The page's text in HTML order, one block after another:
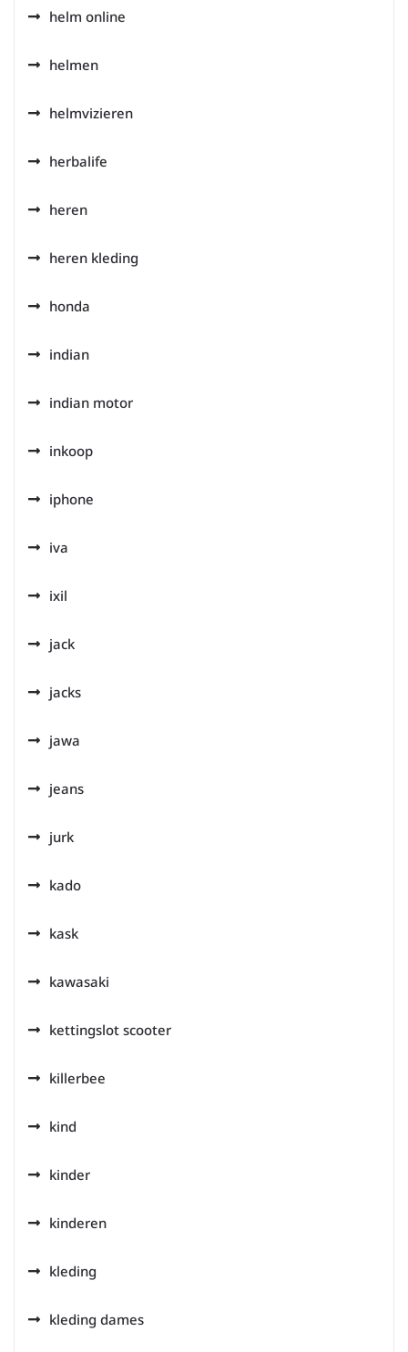
helm online
helmen
helmvizieren
herbalife
heren
heren kleding
honda
indian
indian motor
inkoop
iphone
iva
ixil
jack
jacks
jawa
jeans
jurk
kado
kask
kawasaki
kettingslot scooter
killerbee
kind
kinder
kinderen
kleding
kleding dames